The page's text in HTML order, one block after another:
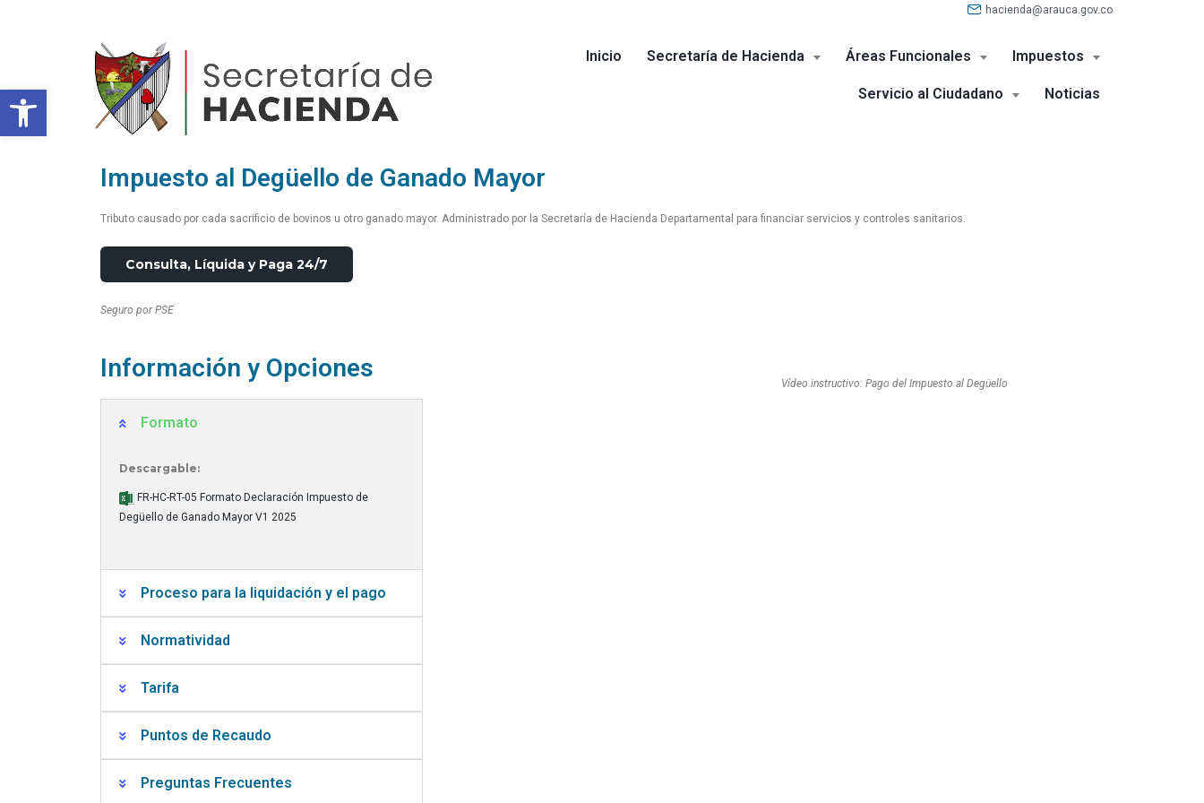
Abrir barra de herramientas
hacienda@arauca.gov.co
Inicio Secretaría de Hacienda​​ Áreas Funcionales Impuestos
Servicio al Ciudadano Noticias
Impuesto al Degüello de Ganado Mayor
Tributo causado por cada sacrificio de bovinos u otro ganado mayor. Administrado por la Secretaría de Hacienda Departamental para financiar servicios y controles sanitarios.
Consulta, Líquida y Paga 24/7
Seguro por PSE
Información y Opciones
Formato
Descargable:
FR-HC-RT-05 Formato Declaración Impuesto de
Degüello de Ganado Mayor V1 2025
Proceso para la liquidación y el pago
Normatividad
Tarifa
Puntos de Recaudo
Preguntas Frecuentes
Vídeo instructivo: Pago del Impuesto al Degüello